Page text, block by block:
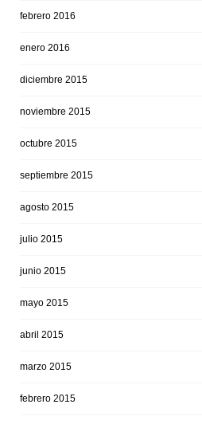
febrero 2016
enero 2016
diciembre 2015
noviembre 2015
octubre 2015
septiembre 2015
agosto 2015
julio 2015
junio 2015
mayo 2015
abril 2015
marzo 2015
febrero 2015